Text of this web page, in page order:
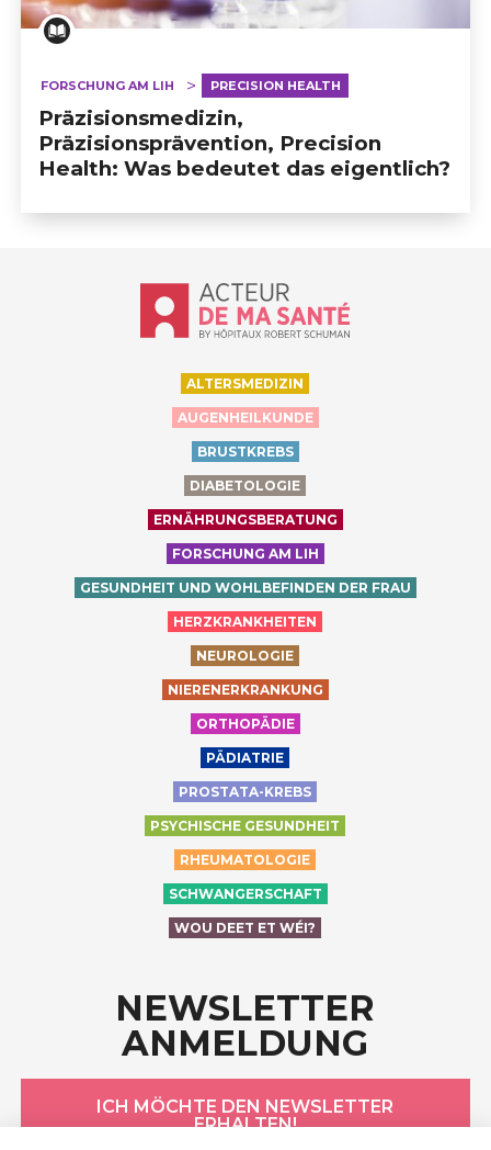
FORSCHUNG AM LIH PRECISION HEALTH
Präzisionsmedizin,
Präzisionsprävention, Precision
Health: Was bedeutet das eigentlich?
Accueil - Acteur de ma santé, by
ALTERSMEDIZIN
AUGENHEILKUNDE
BRUSTKREBS
DIABETOLOGIE
ERNÄHRUNGSBERATUNG
FORSCHUNG AM LIH
GESUNDHEIT UND WOHLBEFINDEN DER FRAU
HERZKRANKHEITEN
NEUROLOGIE
NIERENERKRANKUNG
ORTHOPÄDIE
PÄDIATRIE
PROSTATA-KREBS
PSYCHISCHE GESUNDHEIT
RHEUMATOLOGIE
SCHWANGERSCHAFT
WOU DEET ET WÉI?
NEWSLETTER
ANMELDUNG
ICH MÖCHTE DEN NEWSLETTER
ERHALTEN!